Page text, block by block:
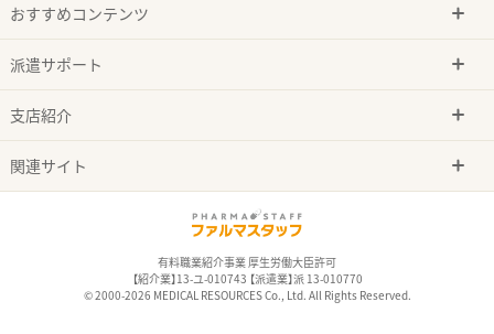
おすすめコンテンツ
派遣サポート
支店紹介
関連サイト
有料職業紹介事業 厚生労働大臣許可
【紹介業】13-ユ-010743 【派遣業】派 13-010770
© 2000-2026 MEDICAL RESOURCES Co., Ltd. All Rights Reserved.